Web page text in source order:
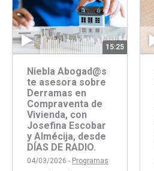
15:25
Niebla Abogad@s
te asesora sobre
Derramas en
Compraventa de
Vivienda, con
Josefina Escobar
y Almécija, desde
DÍAS DE RADIO.
04/03/2026 - Programas